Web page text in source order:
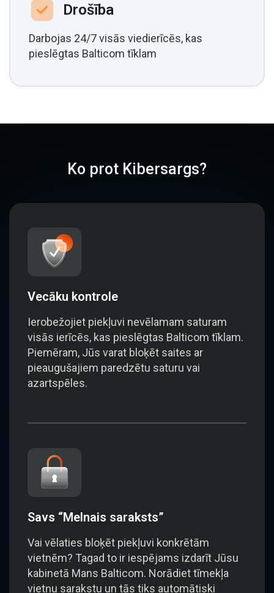
Drošība
Darbojas 24/7 visās viedierīcēs, kas
pieslēgtas Balticom tīklam
Ko prot Kibersargs?
Vecāku kontrole
Ierobežojiet piekļuvi nevēlamam saturam
visās ierīcēs, kas pieslēgtas Balticom tīklam.
Piemēram, Jūs varat bloķēt saites ar
pieaugušajiem paredzētu saturu vai
azartspēles.
Savs “Melnais saraksts”
Vai vēlaties bloķēt piekļuvi konkrētām
vietnēm? Tagad to ir iespējams izdarīt Jūsu
kabinetā Mans Balticom. Norādiet tīmekļa
vietņu sarakstu un tās tiks automātiski